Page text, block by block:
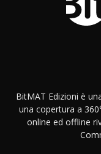
BitMAT Edizioni è
una copertura a
online ed offline